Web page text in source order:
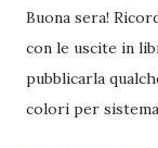
Buona sera!
con le uscite in
pubblicarla
colori per